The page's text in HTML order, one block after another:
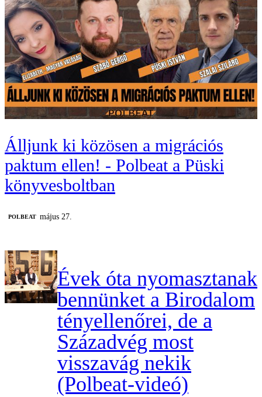
Álljunk ki közösen a migrációs
paktum ellen! - Polbeat a Püski
könyvesboltban
‎POLBEAT május 27.
Évek óta nyomasztanak
bennünket a Birodalom
tényellenőrei, de a
Századvég most
visszavág nekik
(Polbeat-videó)